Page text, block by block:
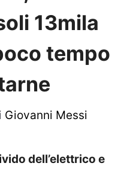
13mila
tempo
Giovanni Messi
dell’elettrico e